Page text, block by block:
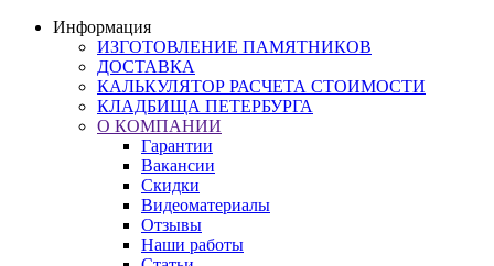
Информация
ИЗГОТОВЛЕНИЕ ПАМЯТНИКОВ
ДОСТАВКА
КАЛЬКУЛЯТОР РАСЧЕТА СТОИМОСТИ
КЛАДБИЩА ПЕТЕРБУРГА
О КОМПАНИИ
Гарантии
Вакансии
Скидки
Видеоматериалы
Отзывы
Наши работы